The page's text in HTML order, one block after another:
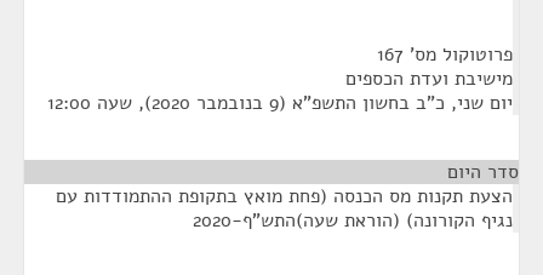
פרוטוקול מס' 167
מישיבת ועדת הכספים
יום שני, כ"ב בחשון התשפ"א (9 בנובמבר 2020), שעה 12:00
סדר היום
הצעת תקנות מס הכנסה (פחת מואץ בתקופת ההתמודדות עם
נגיף הקורונה) (הוראת שעה)התש"ף-2020